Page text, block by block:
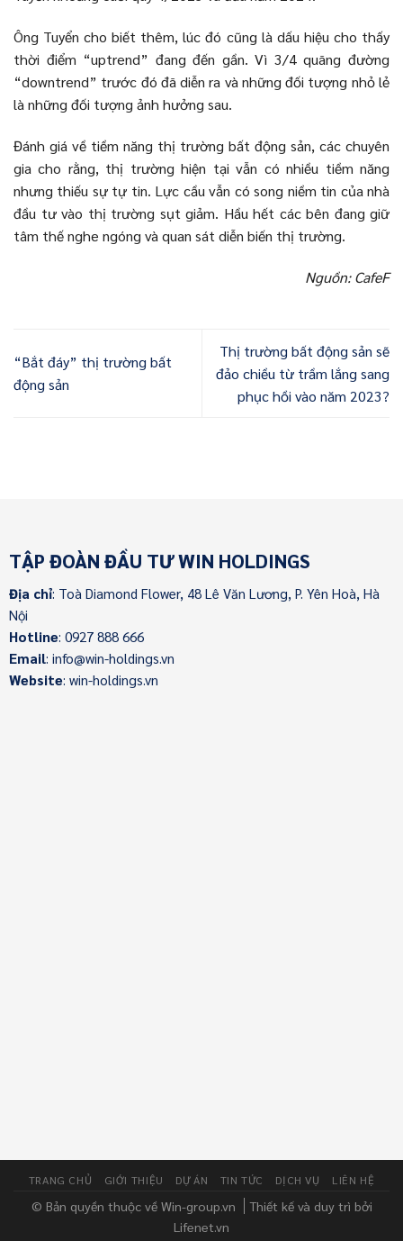
Ông Tuyển cho biết thêm, lúc đó cũng là dấu hiệu cho thấy
thời điểm “uptrend” đang đến gần. Vì 3/4 quãng đường
“downtrend” trước đó đã diễn ra và những đối tượng nhỏ lẻ
là những đối tượng ảnh hưởng sau.
Đánh giá về tiềm năng thị trường bất động sản, các chuyên
gia cho rằng, thị trường hiện tại vẫn có nhiều tiềm năng
nhưng thiếu sự tự tin. Lực cầu vẫn có song niềm tin của nhà
đầu tư vào thị trường sụt giảm. Hầu hết các bên đang giữ
tâm thế nghe ngóng và quan sát diễn biến thị trường.
Nguồn: CafeF
“Bắt đáy” thị trường bất
động sản
Thị trường bất động sản sẽ
đảo chiều từ trầm lắng sang
phục hồi vào năm 2023?
TẬP ĐOÀN ĐẦU TƯ WIN HOLDINGS
Địa chỉ: Toà Diamond Flower, 48 Lê Văn Lương, P. Yên Hoà, Hà
Nội
Hotline: 0927 888 666
Email: info@win-holdings.vn
Website: win-holdings.vn
TRANG CHỦ GIỚI THIỆU DỰ ÁN TIN TỨC DỊCH VỤ LIÊN HỆ
© Bản quyền thuộc về Win-group.vn
Thiết kế và duy trì bởi
Lifenet.vn